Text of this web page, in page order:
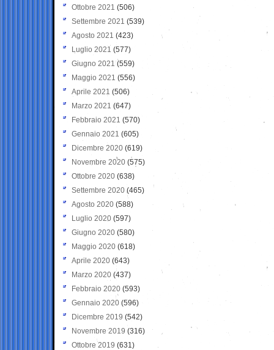
Ottobre 2021 (506)
Settembre 2021 (539)
Agosto 2021 (423)
Luglio 2021 (577)
Giugno 2021(559)
Maggio 2021 (556)
Aprile 2021 (506)
Marzo 2021 (647)
Febbraio 2021 (570)
Gennaio 2021 (605)
Dicembre 2020 (619)
Novembre 2020 (575)
Ottobre 2020 (638)
Settembre 2020(465)
Agosto 2020 (588)
Luglio 2020 (597)
Giugno 2020 (580)
Maggio 2020 (618)
Aprile 2020 (643)
Marzo 2020 (437)
Febbraio 2020 (593)
Gennaio 2020 (596)
Dicembre 2019 (542)
Novembre 2019 (316)
Ottobre 2019 (631)